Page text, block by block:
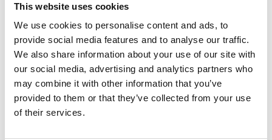
This website uses cookies
We use cookies to personalise content and ads, to
provide social media features and to analyse our traffic.
We also share information about your use of our site with
our social media, advertising and analytics partners who
may combine it with other information that you’ve
provided to them or that they’ve collected from your use
of their services.
PROGETTO PORCREO
Misura 3.1.1 a3 Aiuti al contrasto e contenimento
dell'emergenza epidemiologica COVID 19 Fondo
Investimenti finalizzato al miglioramento della
produttività aziendale grazie al potenziamento del
parco macchinari.